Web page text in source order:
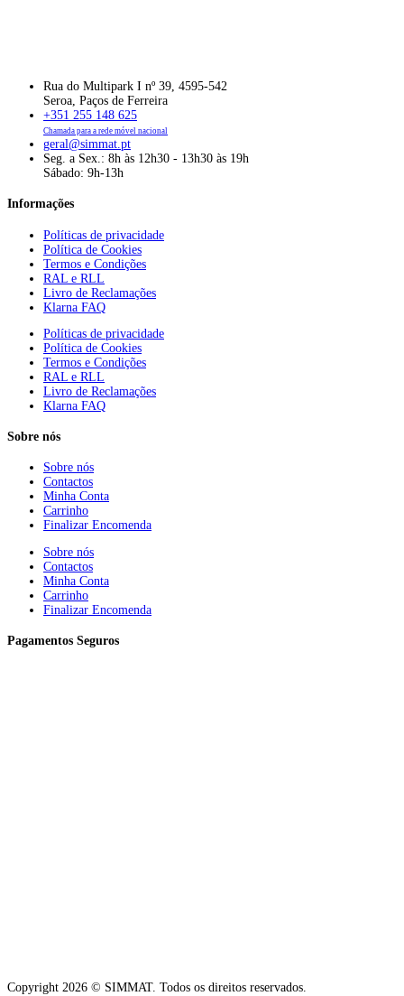
Rua do Multipark I nº 39, 4595-542
Seroa, Paços de Ferreira
+351 255 148 625
Chamada para a rede móvel nacional
geral@simmat.pt
Seg. a Sex.: 8h às 12h30 - 13h30 às 19h
Sábado: 9h-13h
Informações
Políticas de privacidade
Política de Cookies
Termos e Condições
RAL e RLL
Livro de Reclamações
Klarna FAQ
Políticas de privacidade
Política de Cookies
Termos e Condições
RAL e RLL
Livro de Reclamações
Klarna FAQ
Sobre nós
Sobre nós
Contactos
Minha Conta
Carrinho
Finalizar Encomenda
Sobre nós
Contactos
Minha Conta
Carrinho
Finalizar Encomenda
Pagamentos Seguros
Copyright 2026 © SIMMAT. Todos os direitos reservados.